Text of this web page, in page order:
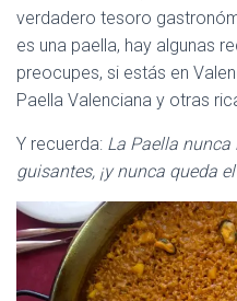
verdadero tesoro
es una paella, hay algunas
preocupes, si estás en
Paella Valenciana y otras
Y recuerda: La Paella
guisantes, ¡y nunca queda